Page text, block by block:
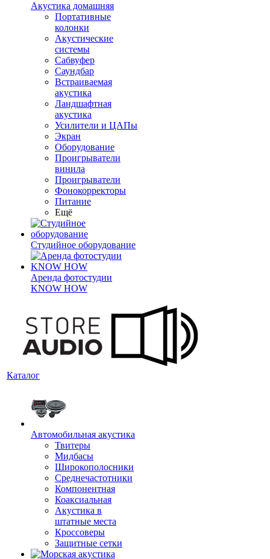
Акустика домашняя
Портативные
колонки
Акустические
системы
Сабвуфер
Саундбар
Встраиваемая
акустика
Ландшафтная
акустика
Усилители и ЦАПы
Экран
Оборудование
Проигрыватели
винила
Проигрыватели
Фонокорректоры
Питание
Ещё
Студийное оборудование
Аренда фотостудии
KNOW HOW
Каталог
Автомобильная акустика
Твитеры
Мидбасы
Широкополосники
Среднечастотники
Компонентная
Коаксиальная
Акустика в
штатные места
Кроссоверы
Защитные сетки